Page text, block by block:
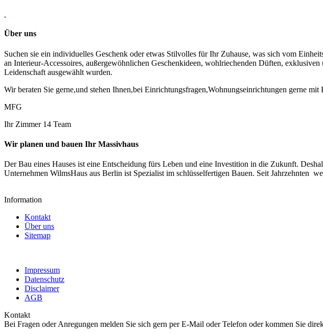
Über uns
Suchen sie ein individuelles Geschenk oder etwas Stilvolles für Ihr Zuhause, was sich vom
an Interieur-Accessoires, außergewöhnlichen Geschenkideen, wohlriechenden Düften,
Leidenschaft ausgewählt wurden.
Wir beraten Sie gerne,und stehen Ihnen,bei Einrichtungsfragen,Wohnungseinrichtungen gerne mit
MFG
Ihr Zimmer 14 Team
Wir planen und bauen Ihr Massivhaus
Der Bau eines Hauses ist eine Entscheidung fürs Leben und eine Investition in die Zukunft.
Unternehmen WilmsHaus aus Berlin ist Spezialist im schlüsselfertigen Bauen. Seit Jahrzehnten
Information
Kontakt
Über uns
Sitemap
Impressum
Datenschutz
Disclaimer
AGB
Kontakt
Bei Fragen oder Anregungen melden Sie sich gern per E-Mail oder Telefon oder kommen Sie